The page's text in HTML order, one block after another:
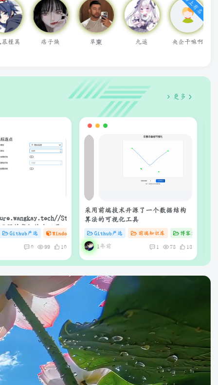
榜上有名
央企干嘛啊 用户55336638 无为 何以
更多
# C # AI # docker
源的鼠标连点工具
Github严选 Windows工具库 # C # 软件 # Mac
0 99 10
采用前端技术开源了一个数据结构
算法的可视化工具
Github严选 前端知识库 博客文章
1年前 1 73 13